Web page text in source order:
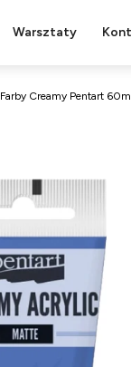
Warsztaty
Farby Creamy Pentart